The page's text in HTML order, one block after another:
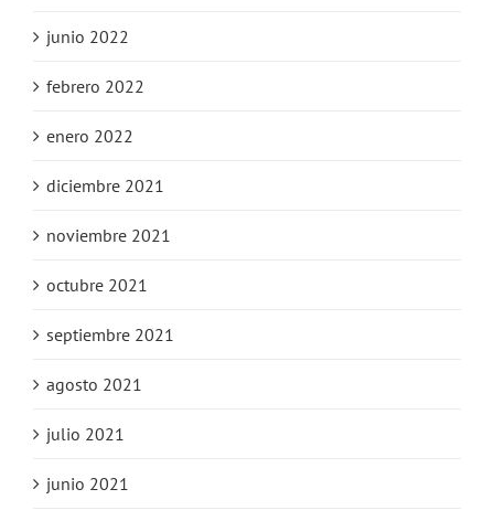
junio 2022
febrero 2022
enero 2022
diciembre 2021
noviembre 2021
octubre 2021
septiembre 2021
agosto 2021
julio 2021
junio 2021